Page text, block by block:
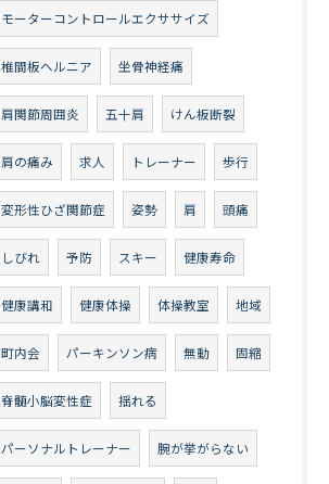
モーターコントロールエクササイズ
椎間板ヘルニア 坐骨神経痛
肩関節周囲炎 五十肩 けん板断裂
肩の痛み 求人 トレーナー 歩行
変形性ひざ関節症 姿勢 肩 頭痛
しびれ 予防 スキー 健康寿命
健康講和 健康体操 体操教室 地域
町内会 パーキンソン病 無動 固縮
脊髄小脳変性症 揺れる
パーソナルトレーナー 腕が挙がらない